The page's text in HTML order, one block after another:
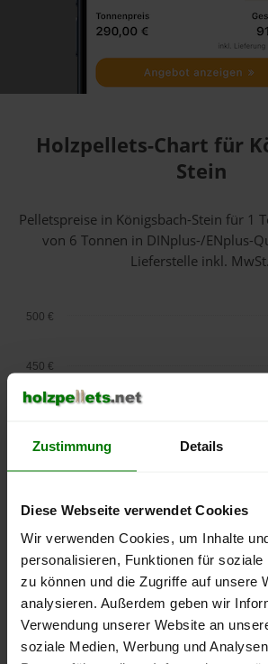
Zustimmung Details
Diese Webseite verwendet Cookies
Wir verwenden Cookies, um Inhalte
personalisieren, Funktionen für soziale
zu können und die Zugriffe auf unsere
analysieren. Außerdem geben wir
Verwendung unserer Website an
soziale Medien, Werbung und
Holzpellets-Chart für
Stein
Pelletspreise in Königsbach-Stein für 1
von 6 Tonnen in DINplus-/ENplus-
Lieferstelle inkl.
lose Ware
September
Januar
250 €
300 €
450 €
500 €
Die aktuelle Preisentwicklung für